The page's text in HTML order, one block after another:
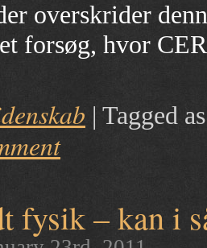
overskrider
forsøg, hvor
| Tagged
fysik – kan i